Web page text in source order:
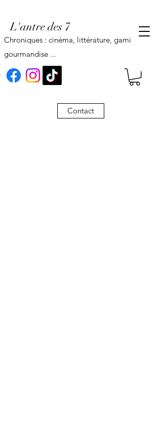
L'antre des 7
Contact
Chroniques : cinéma, littérature, gaming,
gourmandise ...